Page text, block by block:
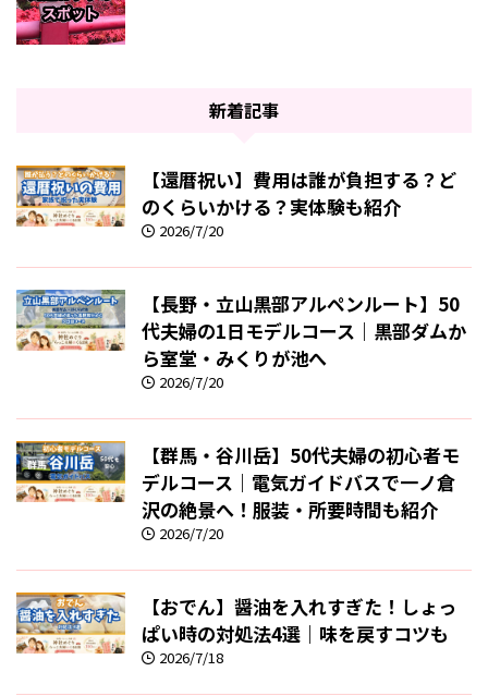
新着記事
【還暦祝い】費用は誰が負担する？ど
のくらいかける？実体験も紹介
2026/7/20
【長野・立山黒部アルペンルート】50
代夫婦の1日モデルコース｜黒部ダムか
ら室堂・みくりが池へ
2026/7/20
【群馬・谷川岳】50代夫婦の初心者モ
デルコース｜電気ガイドバスで一ノ倉
沢の絶景へ！服装・所要時間も紹介
2026/7/20
【おでん】醤油を入れすぎた！しょっ
ぱい時の対処法4選｜味を戻すコツも
2026/7/18